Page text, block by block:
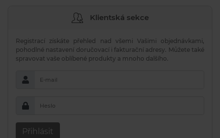
Klientská sekce
Registrací získáte přehled nad všemi Vašimi objednávkami,
pohodlné nastavení doručovací i fakturační adresy. Můžete také
spravovat vaše oblíbené produkty a mnoho dalšího.
E-mail
Heslo
Přihlásit